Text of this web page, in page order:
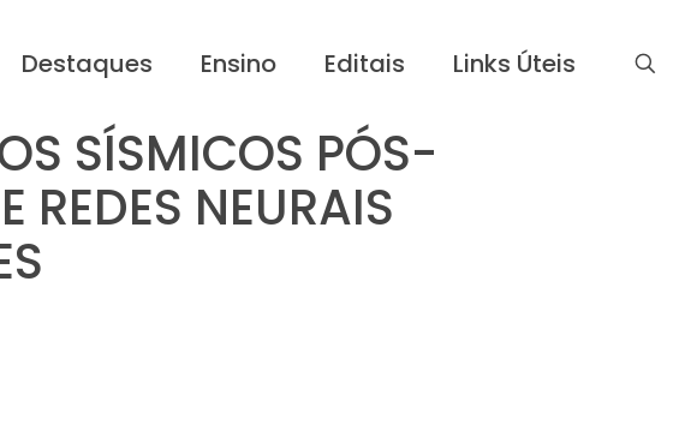
Destaques Ensino Editais Links Úteis
SÍSMICOS PÓS-
REDES NEURAIS